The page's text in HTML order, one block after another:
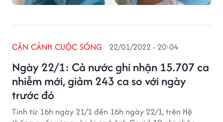
Ngày 22/1: Cả nước ghi nhận 15.707 ca
nhiễm mới, giảm 243 ca so với ngày
trước đó
CẬN CẢNH CUỘC SỐNG 22/01/2022 - 20:04
Tính từ 16h ngày 21/1 đến 16h ngày 22/1, trên Hệ